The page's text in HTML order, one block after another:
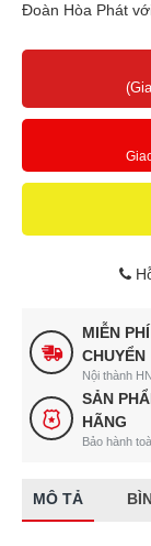
Đoàn Hòa Phát
MIỄN
CHUYỂN
Nội thành
SẢN
HÃNG
Bảo hành
MÔ TẢ